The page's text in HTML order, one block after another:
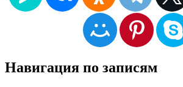
Навигация по записям